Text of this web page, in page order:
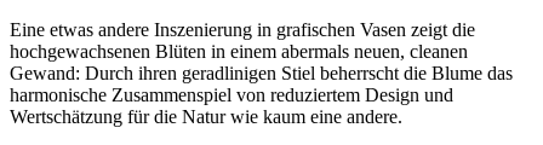
Eine etwas andere Inszenierung in grafischen Vasen zeigt die
hochgewachsenen Blüten in einem abermals neuen, cleanen
Gewand: Durch ihren geradlinigen Stiel beherrscht die Blume das
harmonische Zusammenspiel von reduziertem Design und
Wertschätzung für die Natur wie kaum eine andere.